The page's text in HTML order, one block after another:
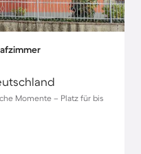
Momente – Platz für bis